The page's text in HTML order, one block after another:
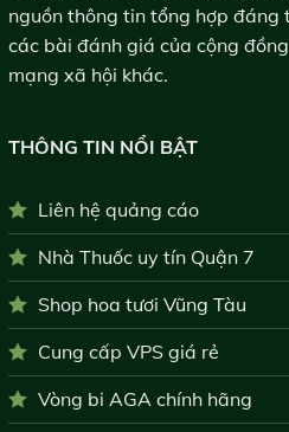
nguồn thông tin tổng hợp đáng
các bài đánh giá của cộng
mạng xã hội khác.
THÔNG TIN NỔI BẬT
Liên hệ quảng cáo
Nhà Thuốc uy tín Quận 7
Shop hoa tươi Vũng Tàu
Cung cấp VPS giá rẻ
Vòng bi AGA chính hãng